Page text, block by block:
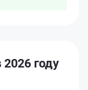
году